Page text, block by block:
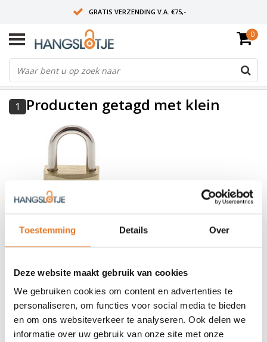
Toestemming Details Over
Deze website maakt gebruik van cookies
We gebruiken cookies om content en advertenties te
personaliseren, om functies voor social media te bieden
en om ons websiteverkeer te analyseren. Ook delen we
informatie over uw gebruik van onze site met onze
GRATIS VERZENDING V.A. €75,-
OP WERKDAGEN VOOR 15:00 BESTELD? VOLGENDE DAG OP SLOT!
ALLES UIT VOORRAAD
0
Producten getagd met klein
1
Burgwächter Hangslot
7,95
OP VOORRAAD